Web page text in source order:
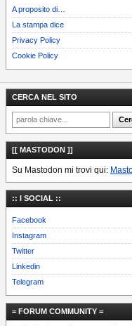
A proposito di…
La stampa dice
Privacy Policy
Cookie Policy
CERCA NEL SITO
[[ MASTODON ]]
Su Mastodon mi trovi qui:
:: I SOCIAL ::
Facebook
Instagram
Twitter
Linkedin
Telegram
= FORUM COMMUNITY =